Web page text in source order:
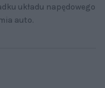
układu napędowego
auto.